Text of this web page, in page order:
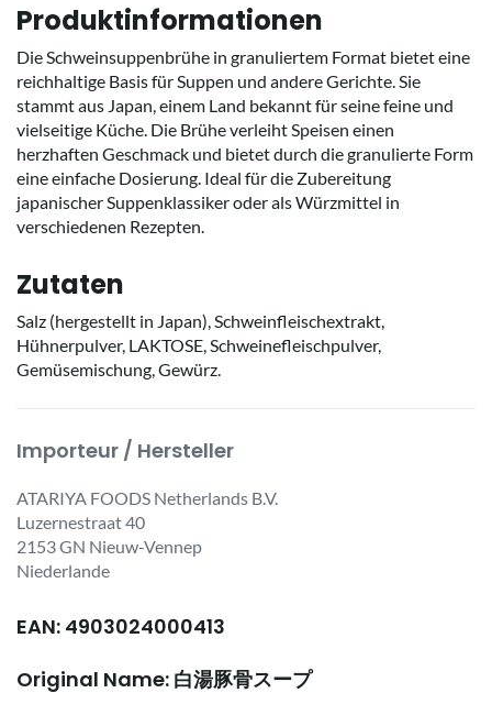
Produktinformationen
Die Schweinsuppenbrühe in granuliertem Format bietet eine
reichhaltige Basis für Suppen und andere Gerichte. Sie
stammt aus Japan, einem Land bekannt für seine feine und
vielseitige Küche. Die Brühe verleiht Speisen einen
herzhaften Geschmack und bietet durch die granulierte Form
eine einfache Dosierung. Ideal für die Zubereitung
japanischer Suppenklassiker oder als Würzmittel in
verschiedenen Rezepten.
Zutaten
Salz (hergestellt in Japan), Schweinfleischextrakt,
Hühnerpulver, LAKTOSE, Schweinefleischpulver,
Gemüsemischung, Gewürz.
Importeur / Hersteller
ATARIYA FOODS Netherlands B.V.
Luzernestraat 40
2153 GN Nieuw-Vennep
Niederlande
EAN: 4903024000413
Original Name: 白湯豚骨スープ